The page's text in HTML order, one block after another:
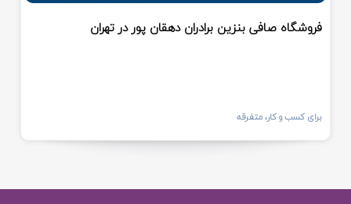
فروشگاه صافی بنزین برادران دهقان پور در تهران
برای کسب و کار، متفرقه